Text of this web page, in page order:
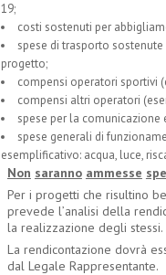
19;
costi sostenuti per
spese di trasporto
progetto;
compensi operatori sportivi
compensi altri operatori
spese per la
spese generali di
esemplificativo: acqua, luce,
Non saranno ammesse
Per i progetti che risultino
prevede l’analisi della
la realizzazione degli stessi.
La rendicontazione dovrà
dal Legale Rappresentante.